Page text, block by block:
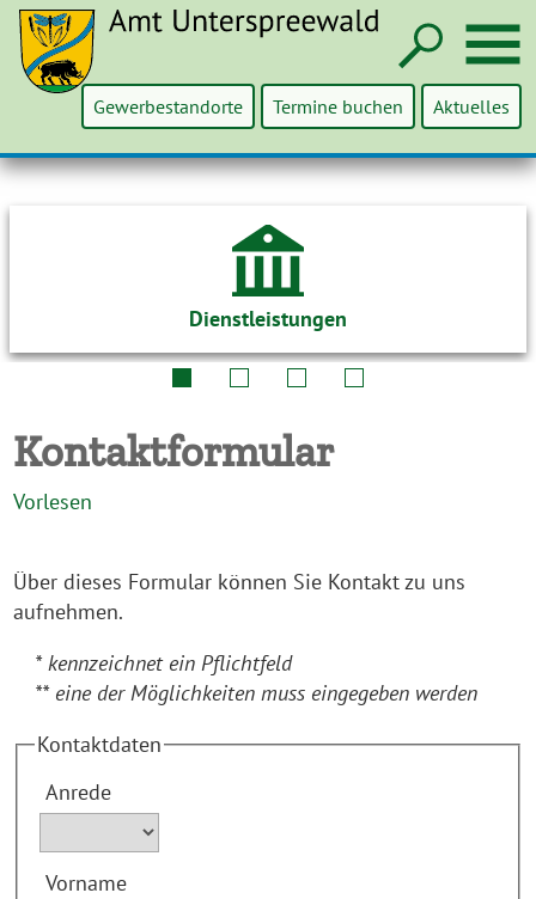
Gewerbestandorte Termine buchen Aktuelles
Dienstleistungen
Kontaktformular
Vorlesen
Über dieses Formular können Sie Kontakt zu uns
aufnehmen.
* kennzeichnet ein Pflichtfeld
** eine der Möglichkeiten muss eingegeben werden
Kontaktdaten
Anrede
Vorname